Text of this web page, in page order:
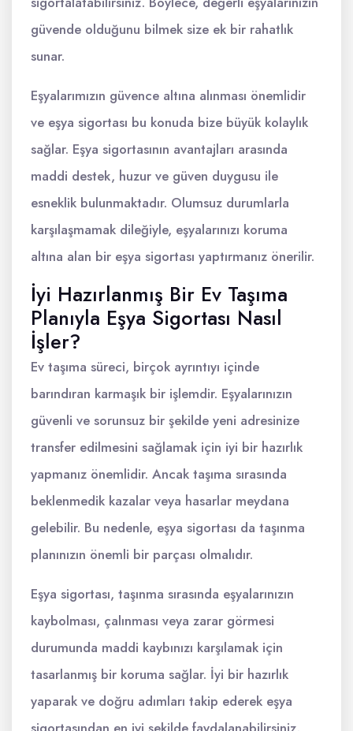
güvende olduğunu bilmek size ek bir rahatlık
sunar.
Eşyalarımızın güvence altına alınması önemlidir
ve eşya sigortası bu konuda bize büyük kolaylık
sağlar. Eşya sigortasının avantajları arasında
maddi destek, huzur ve güven duygusu ile
esneklik bulunmaktadır. Olumsuz durumlarla
karşılaşmamak dileğiyle, eşyalarınızı koruma
altına alan bir eşya sigortası yaptırmanız önerilir.
İyi Hazırlanmış Bir Ev Taşıma
Planıyla Eşya Sigortası Nasıl
İşler?
Ev taşıma süreci, birçok ayrıntıyı içinde
barındıran karmaşık bir işlemdir. Eşyalarınızın
güvenli ve sorunsuz bir şekilde yeni adresinize
transfer edilmesini sağlamak için iyi bir hazırlık
yapmanız önemlidir. Ancak taşıma sırasında
beklenmedik kazalar veya hasarlar meydana
gelebilir. Bu nedenle, eşya sigortası da taşınma
planınızın önemli bir parçası olmalıdır.
Eşya sigortası, taşınma sırasında eşyalarınızın
kaybolması, çalınması veya zarar görmesi
durumunda maddi kaybınızı karşılamak için
tasarlanmış bir koruma sağlar. İyi bir hazırlık
yaparak ve doğru adımları takip ederek eşya